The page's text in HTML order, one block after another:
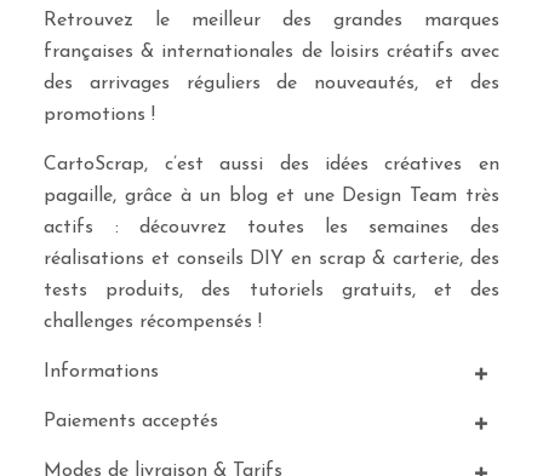
Retrouvez le meilleur des grandes marques
françaises & internationales de loisirs créatifs avec
des arrivages réguliers de nouveautés, et des
promotions !
CartoScrap, c’est aussi des idées créatives en
pagaille, grâce à un blog et une Design Team très
actifs : découvrez toutes les semaines des
réalisations et conseils DIY en scrap & carterie, des
tests produits, des tutoriels gratuits, et des
challenges récompensés !
Informations
Paiements acceptés
Modes de livraison & Tarifs